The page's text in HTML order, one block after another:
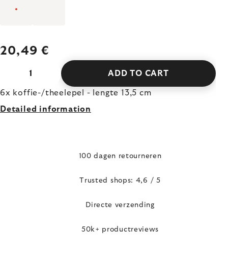
20,49 €
ADD TO CART
6x koffie-/theelepel - lengte 13,5 cm
Detailed information
100 dagen retourneren
Trusted shops: 4,6 / 5
Directe verzending
50k+ productreviews